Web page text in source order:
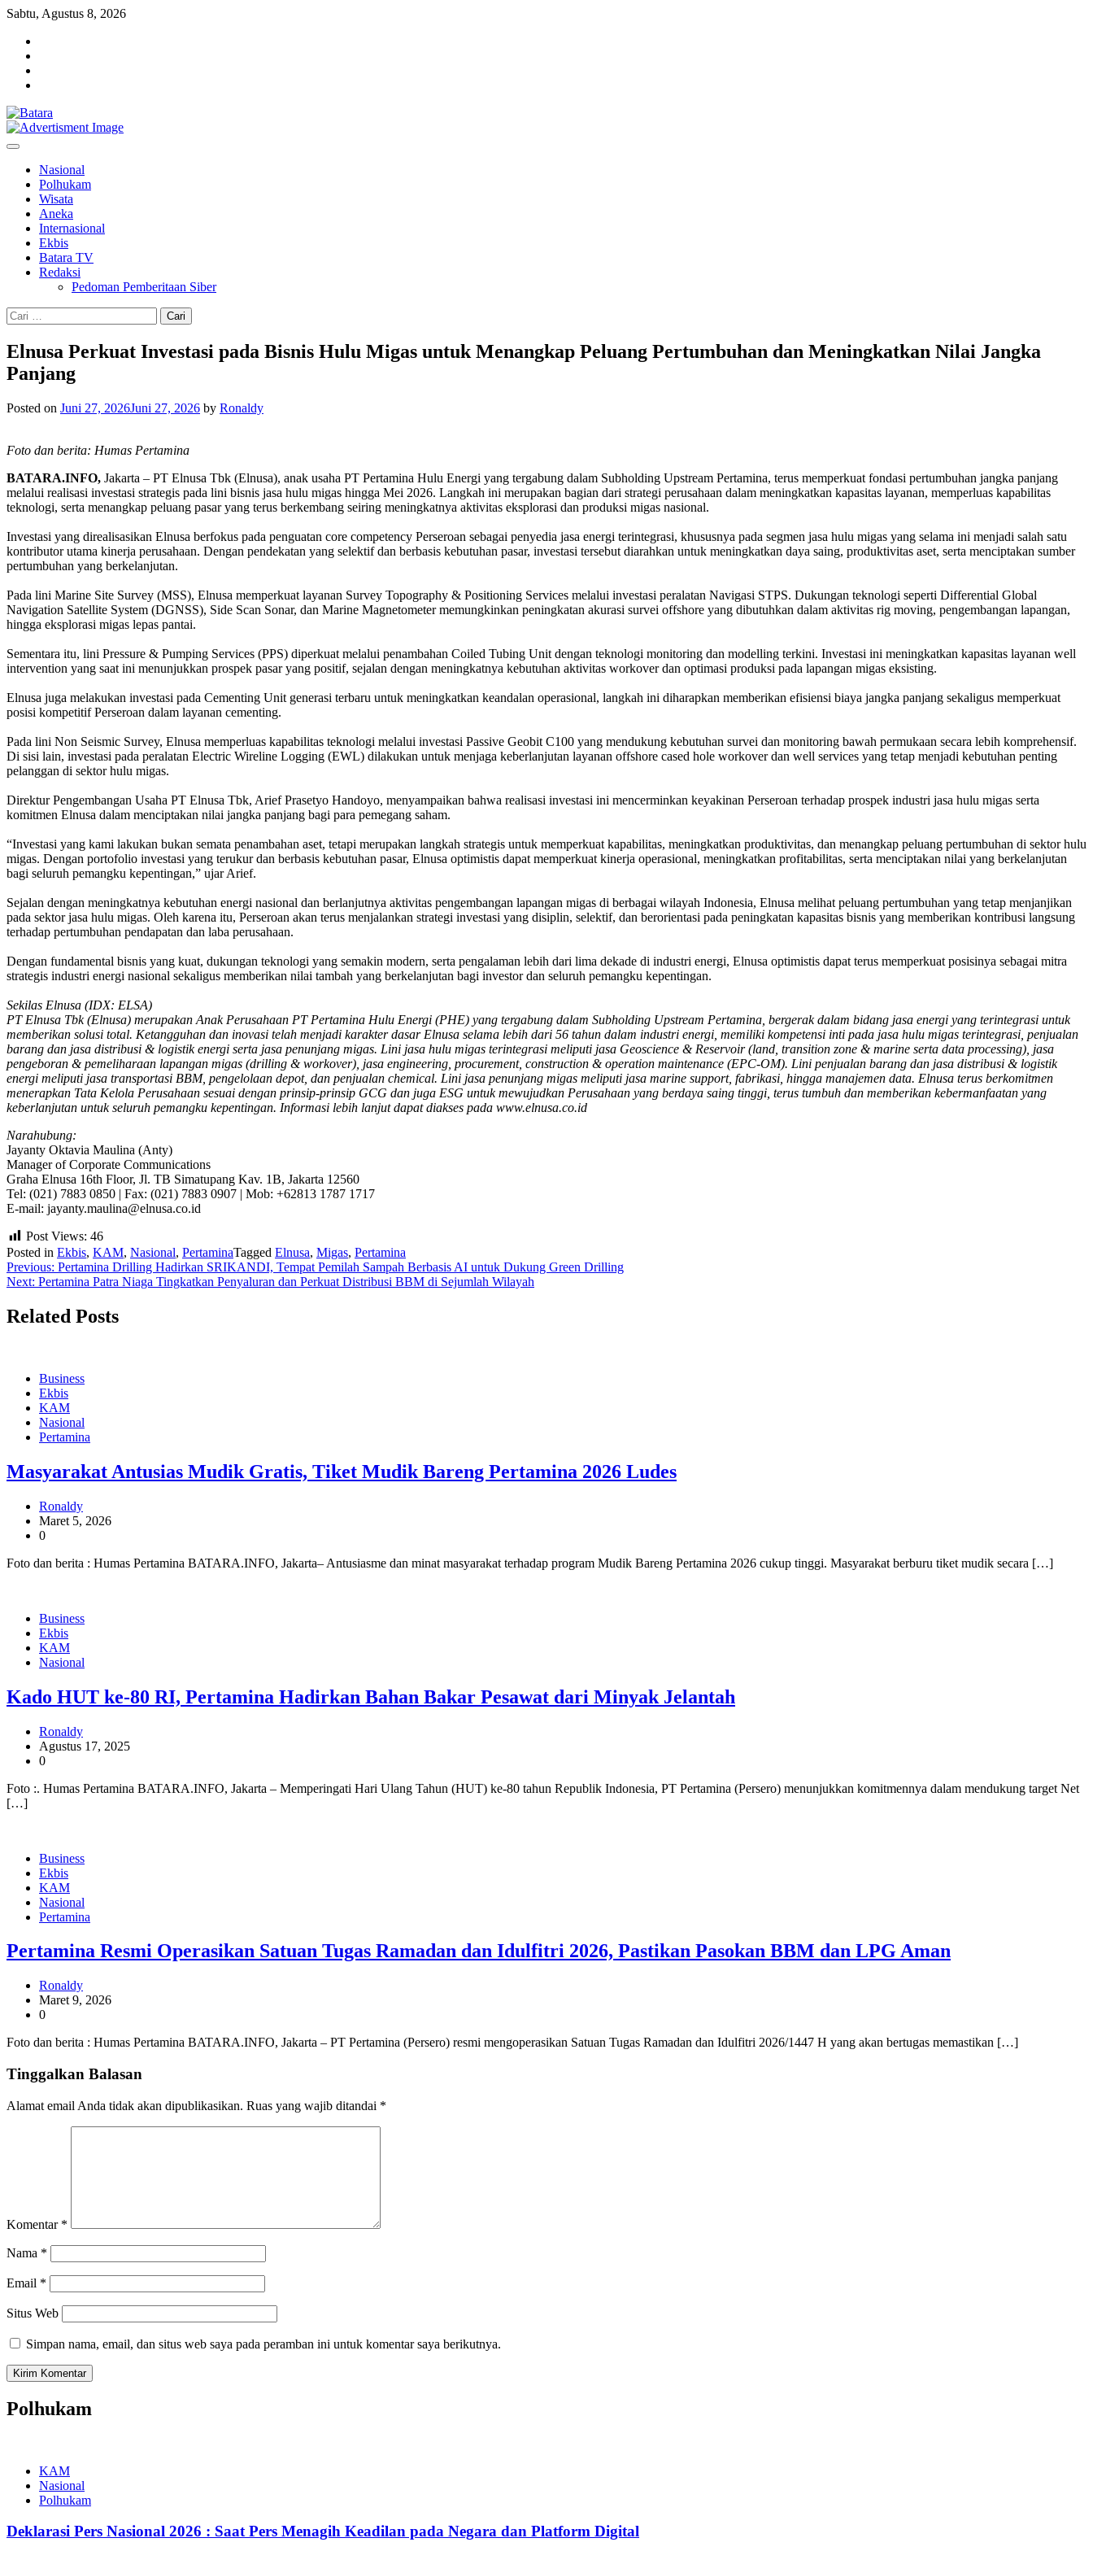
Skip
content
Sabtu, Agustus 8, 2026
Nasional
Polhukam
Wisata
Aneka
Internasional
Ekbis
Batara TV
Redaksi
Pedoman Pemberitaan Siber
Cari
untuk:
Elnusa Perkuat Investasi pada Bisnis Hulu Migas untuk Menangkap Peluang Pertumbuhan dan Meningkatkan Nilai Jangka
Panjang
Posted on Juni 27, 2026Juni 27, 2026 by Ronaldy
Foto dan berita: Humas Pertamina
BATARA.INFO, Jakarta – PT Elnusa Tbk (Elnusa), anak usaha PT Pertamina Hulu Energi yang tergabung dalam Subholding Upstream Pertamina, terus memperkuat fondasi pertumbuhan jangka panjang
melalui realisasi investasi strategis pada lini bisnis jasa hulu migas hingga Mei 2026. Langkah ini merupakan bagian dari strategi perusahaan dalam meningkatkan kapasitas layanan, memperluas kapabilitas
teknologi, serta menangkap peluang pasar yang terus berkembang seiring meningkatnya aktivitas eksplorasi dan produksi migas nasional.
Investasi yang direalisasikan Elnusa berfokus pada penguatan core competency Perseroan sebagai penyedia jasa energi terintegrasi, khususnya pada segmen jasa hulu migas yang selama ini menjadi salah satu
kontributor utama kinerja perusahaan. Dengan pendekatan yang selektif dan berbasis kebutuhan pasar, investasi tersebut diarahkan untuk meningkatkan daya saing, produktivitas aset, serta menciptakan sumber
pertumbuhan yang berkelanjutan.
Pada lini Marine Site Survey (MSS), Elnusa memperkuat layanan Survey Topography & Positioning Services melalui investasi peralatan Navigasi STPS. Dukungan teknologi seperti Differential Global
Navigation Satellite System (DGNSS), Side Scan Sonar, dan Marine Magnetometer memungkinkan peningkatan akurasi survei offshore yang dibutuhkan dalam aktivitas rig moving, pengembangan lapangan,
hingga eksplorasi migas lepas pantai.
Sementara itu, lini Pressure & Pumping Services (PPS) diperkuat melalui penambahan Coiled Tubing Unit dengan teknologi monitoring dan modelling terkini. Investasi ini meningkatkan kapasitas layanan well
intervention yang saat ini menunjukkan prospek pasar yang positif, sejalan dengan meningkatnya kebutuhan aktivitas workover dan optimasi produksi pada lapangan migas eksisting.
Elnusa juga melakukan investasi pada Cementing Unit generasi terbaru untuk meningkatkan keandalan operasional, langkah ini diharapkan memberikan efisiensi biaya jangka panjang sekaligus memperkuat
posisi kompetitif Perseroan dalam layanan cementing.
Pada lini Non Seismic Survey, Elnusa memperluas kapabilitas teknologi melalui investasi Passive Geobit C100 yang mendukung kebutuhan survei dan monitoring bawah permukaan secara lebih komprehensif.
Di sisi lain, investasi pada peralatan Electric Wireline Logging (EWL) dilakukan untuk menjaga keberlanjutan layanan offshore cased hole workover dan well services yang tetap menjadi kebutuhan penting
pelanggan di sektor hulu migas.
Direktur Pengembangan Usaha PT Elnusa Tbk, Arief Prasetyo Handoyo, menyampaikan bahwa realisasi investasi ini mencerminkan keyakinan Perseroan terhadap prospek industri jasa hulu migas serta
komitmen Elnusa dalam menciptakan nilai jangka panjang bagi para pemegang saham.
“Investasi yang kami lakukan bukan semata penambahan aset, tetapi merupakan langkah strategis untuk memperkuat kapabilitas, meningkatkan produktivitas, dan menangkap peluang pertumbuhan di sektor hulu
migas. Dengan portofolio investasi yang terukur dan berbasis kebutuhan pasar, Elnusa optimistis dapat memperkuat kinerja operasional, meningkatkan profitabilitas, serta menciptakan nilai yang berkelanjutan
bagi seluruh pemangku kepentingan,” ujar Arief.
Sejalan dengan meningkatnya kebutuhan energi nasional dan berlanjutnya aktivitas pengembangan lapangan migas di berbagai wilayah Indonesia, Elnusa melihat peluang pertumbuhan yang tetap menjanjikan
pada sektor jasa hulu migas. Oleh karena itu, Perseroan akan terus menjalankan strategi investasi yang disiplin, selektif, dan berorientasi pada peningkatan kapasitas bisnis yang memberikan kontribusi langsung
terhadap pertumbuhan pendapatan dan laba perusahaan.
Dengan fundamental bisnis yang kuat, dukungan teknologi yang semakin modern, serta pengalaman lebih dari lima dekade di industri energi, Elnusa optimistis dapat terus memperkuat posisinya sebagai mitra
strategis industri energi nasional sekaligus memberikan nilai tambah yang berkelanjutan bagi investor dan seluruh pemangku kepentingan.
Sekilas Elnusa (IDX: ELSA)
PT Elnusa Tbk (Elnusa) merupakan Anak Perusahaan PT Pertamina Hulu Energi (PHE) yang tergabung dalam Subholding Upstream Pertamina, bergerak dalam bidang jasa energi yang terintegrasi untuk
memberikan solusi total. Ketangguhan dan inovasi telah menjadi karakter dasar Elnusa selama lebih dari 56 tahun dalam industri energi, memiliki kompetensi inti pada jasa hulu migas terintegrasi, penjualan
barang dan jasa distribusi & logistik energi serta jasa penunjang migas. Lini jasa hulu migas terintegrasi meliputi jasa Geoscience & Reservoir (land, transition zone & marine serta data processing), jasa
pengeboran & pemeliharaan lapangan migas (drilling & workover), jasa engineering, procurement, construction & operation maintenance (EPC-OM). Lini penjualan barang dan jasa distribusi & logistik
energi meliputi jasa transportasi BBM, pengelolaan depot, dan penjualan chemical. Lini jasa penunjang migas meliputi jasa marine support, fabrikasi, hingga manajemen data. Elnusa terus berkomitmen
menerapkan Tata Kelola Perusahaan sesuai dengan prinsip-prinsip GCG dan juga ESG untuk mewujudkan Perusahaan yang berdaya saing tinggi, terus tumbuh dan memberikan kebermanfaatan yang
keberlanjutan untuk seluruh pemangku kepentingan. Informasi lebih lanjut dapat diakses pada www.elnusa.co.id
Narahubung:
Jayanty Oktavia Maulina (Anty)
Manager of Corporate Communications
Graha Elnusa 16th Floor, Jl. TB Simatupang Kav. 1B, Jakarta 12560
Tel: (021) 7883 0850 | Fax: (021) 7883 0907 | Mob: +62813 1787 1717
E-mail: jayanty.maulina@elnusa.co.id
Post Views: 46
Posted in Ekbis, KAM, Nasional, PertaminaTagged Elnusa, Migas, Pertamina
Navigasi
pos
Previous: Pertamina Drilling Hadirkan SRIKANDI, Tempat Pemilah Sampah Berbasis AI untuk Dukung Green Drilling
Next: Pertamina Patra Niaga Tingkatkan Penyaluran dan Perkuat Distribusi BBM di Sejumlah Wilayah
Related Posts
Business
Ekbis
KAM
Nasional
Pertamina
Masyarakat Antusias Mudik Gratis, Tiket Mudik Bareng Pertamina 2026 Ludes
Ronaldy
Maret 5, 2026
0
Foto dan berita : Humas Pertamina BATARA.INFO, Jakarta– Antusiasme dan minat masyarakat terhadap program Mudik Bareng Pertamina 2026 cukup tinggi. Masyarakat berburu tiket mudik secara […]
Business
Ekbis
KAM
Nasional
Kado HUT ke-80 RI, Pertamina Hadirkan Bahan Bakar Pesawat dari Minyak Jelantah
Ronaldy
Agustus 17, 2025
0
Foto :. Humas Pertamina BATARA.INFO, Jakarta – Memperingati Hari Ulang Tahun (HUT) ke-80 tahun Republik Indonesia, PT Pertamina (Persero) menunjukkan komitmennya dalam mendukung target Net
[…]
Business
Ekbis
KAM
Nasional
Pertamina
Pertamina Resmi Operasikan Satuan Tugas Ramadan dan Idulfitri 2026, Pastikan Pasokan BBM dan LPG Aman
Ronaldy
Maret 9, 2026
0
Foto dan berita : Humas Pertamina BATARA.INFO, Jakarta – PT Pertamina (Persero) resmi mengoperasikan Satuan Tugas Ramadan dan Idulfitri 2026/1447 H yang akan bertugas memastikan […]
Tinggalkan Balasan
Alamat email Anda tidak akan dipublikasikan. Ruas yang wajib ditandai *
Komentar *
Nama *
Email *
Situs Web
Simpan nama, email, dan situs web saya pada peramban ini untuk komentar saya berikutnya.
Polhukam
KAM
Nasional
Polhukam
Deklarasi Pers Nasional 2026 : Saat Pers Menagih Keadilan pada Negara dan Platform Digital